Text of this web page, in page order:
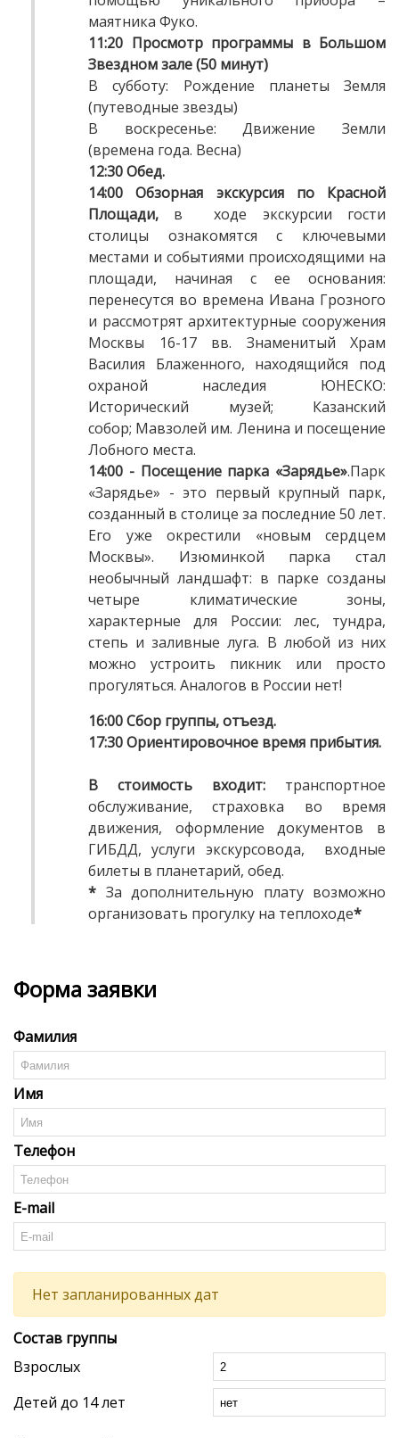
маятника Фуко.
11:20 Просмотр программы в Большом
Звездном зале (50 минут)
В субботу: Рождение планеты Земля
(путеводные звезды)
В воскресенье: Движение Земли
(времена года. Весна)
12:30Обед.
14:00
Обзорная экскурсия по Красной
Площади, в ходе экскурсии гости
столицы ознакомятся с ключевыми
местами и событиями происходящими на
площади, начиная с ее основания:
перенесутся во времена Ивана Грозного
и рассмотрят архитектурные сооружения
Москвы 16-17 вв. Знаменитый Храм
Василия Блаженного, находящийся под
охраной наследия ЮНЕСКО:
Исторический музей; Казанский
собор; Мавзолей им. Ленина и посещение
Лобного места.
14:00 - Посещение парка «Зарядье».Парк
«Зарядье» - это первый крупный парк,
созданный в столице за последние 50 лет.
Его уже окрестили «новым сердцем
Москвы». Изюминкой парка стал
необычный ландшафт: в парке созданы
четыре климатические зоны,
характерные для России: лес, тундра,
степь и заливные луга. В любой из них
можно устроить пикник или просто
прогуляться. Аналогов в России нет!
16:00Сбор группы, отъезд.
17:30Ориентировочное время прибытия.
В стоимость входит: транспортное
обслуживание, страховка во время
движения, оформление документов в
ГИБДД, услуги экскурсовода, входные
билеты в планетарий, обед.
* За дополнительную плату возможно
организовать прогулку на теплоходе*
Форма заявки
Фамилия
Имя
Телефон
E-mail
Нет запланированных дат
Состав группы
Взрослых
Детей до 14 лет